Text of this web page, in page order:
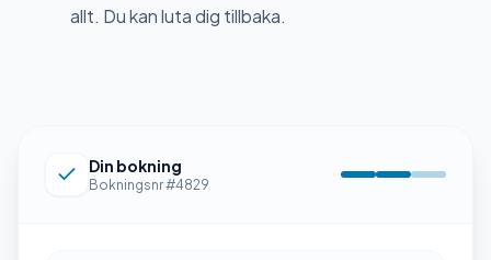
allt. Du kan luta dig tillbaka.
Din bokning
Bokningsnr #4829